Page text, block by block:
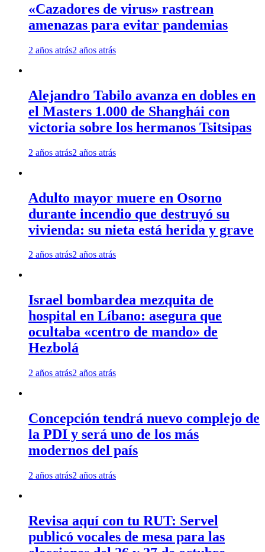
«Cazadores de virus» rastrean
amenazas para evitar pandemias
2 años atrás2 años atrás
Alejandro Tabilo avanza en dobles en
el Masters 1.000 de Shanghái con
victoria sobre los hermanos Tsitsipas
2 años atrás2 años atrás
Adulto mayor muere en Osorno
durante incendio que destruyó su
vivienda: su nieta está herida y grave
2 años atrás2 años atrás
Israel bombardea mezquita de
hospital en Líbano: asegura que
ocultaba «centro de mando» de
Hezbolá
2 años atrás2 años atrás
Concepción tendrá nuevo complejo de
la PDI y será uno de los más
modernos del país
2 años atrás2 años atrás
Revisa aquí con tu RUT: Servel
publicó vocales de mesa para las